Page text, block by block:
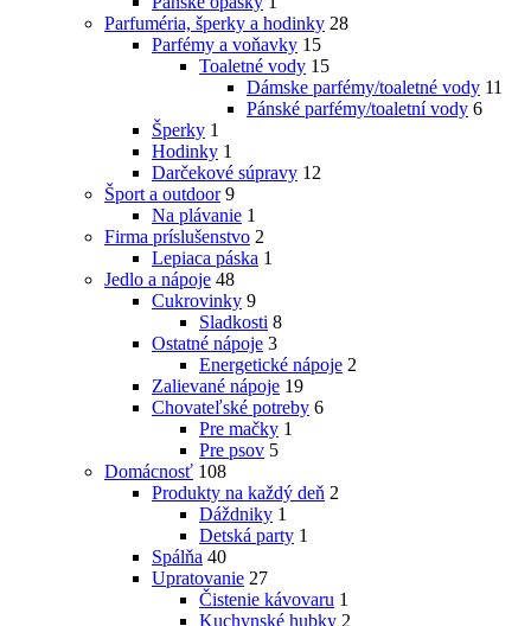
Parfuméria, šperky a hodinky 28
Parfémy a voňavky 15
Toaletné vody 15
Dámske parfémy/toaletné vody 11
Pánské parfémy/toaletní vody 6
Šperky 1
Hodinky 1
Darčekové súpravy 12
Šport a outdoor 9
Na plávanie 1
Firma príslušenstvo 2
Lepiaca páska 1
Jedlo a nápoje 48
Cukrovinky 9
Sladkosti 8
Ostatné nápoje 3
Energetické nápoje 2
Zalievané nápoje 19
Chovateľské potreby 6
Pre mačky 1
Pre psov 5
Domácnosť 108
Produkty na každý deň 2
Dáždniky 1
Detská party 1
Spálňa 40
Upratovanie 27
Čistenie kávovaru 1
Kuchynské hubky 2